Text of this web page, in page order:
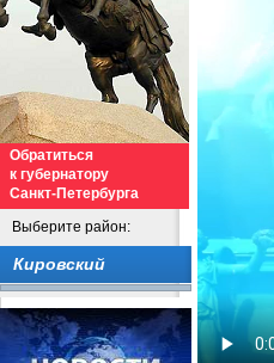
Обратиться
к губернатору
Санкт-Петербурга
Выберите район:
Кировский